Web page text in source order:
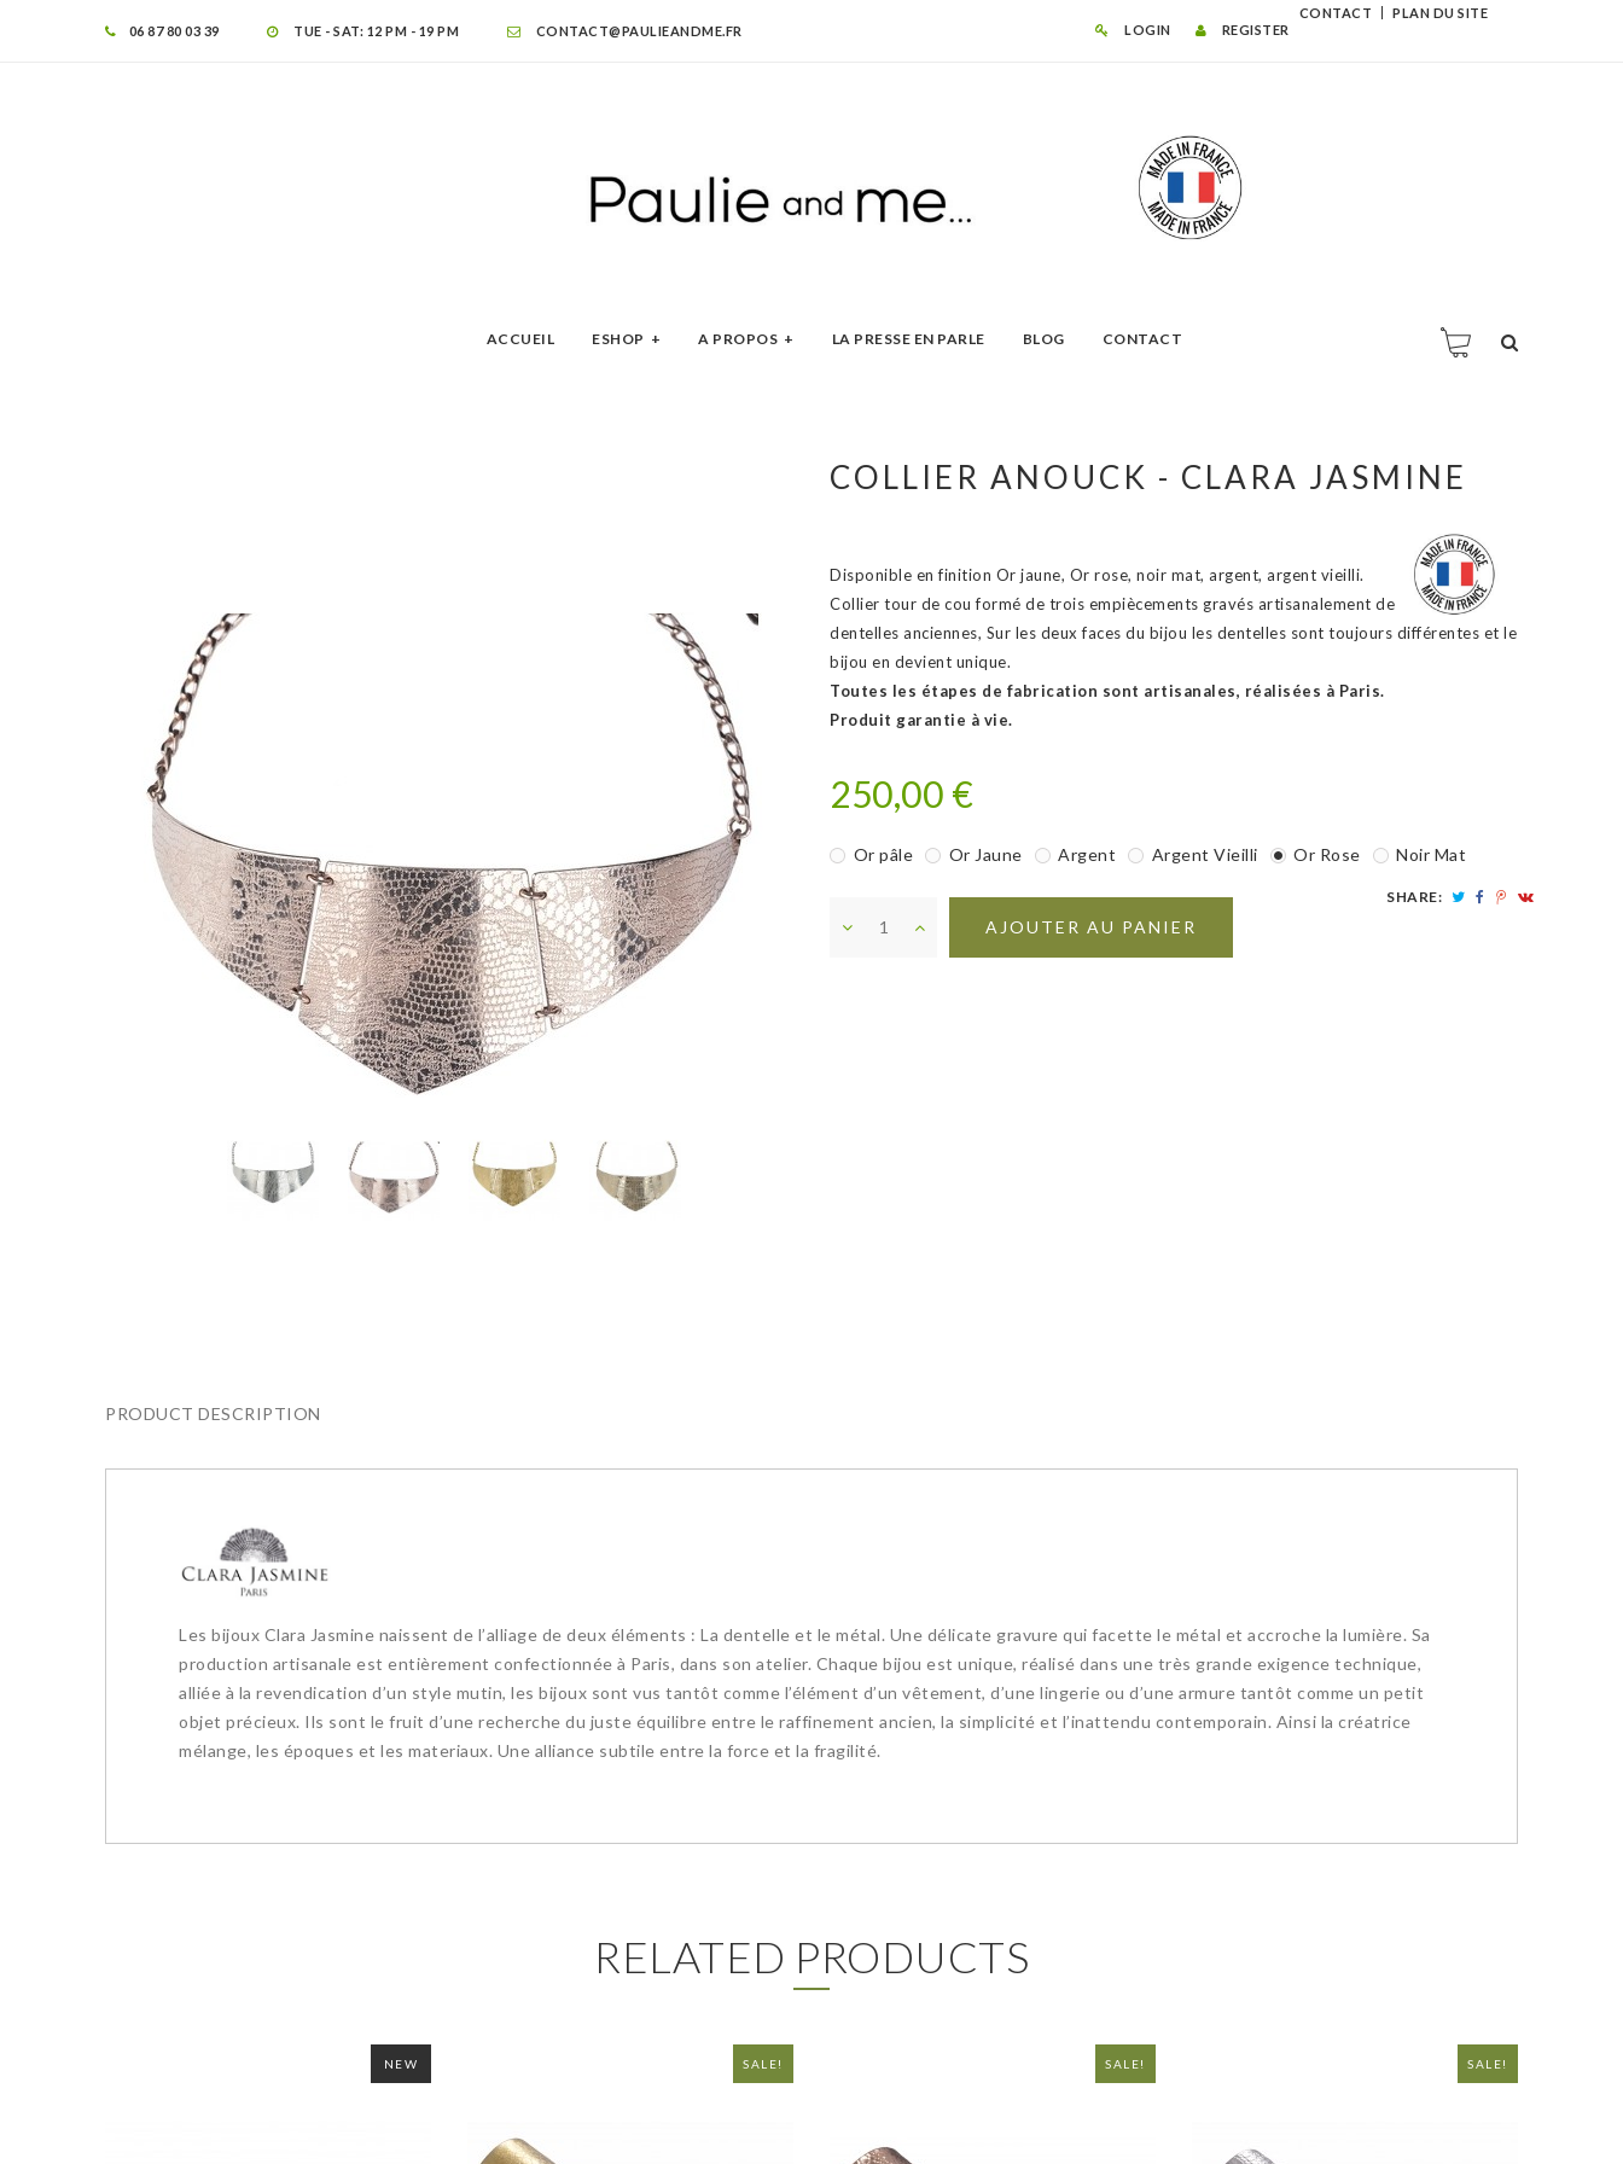
06 87 80 03 39 TUE - SAT: 12 PM - 19 PM CONTACT@PAULIEANDME.FR LOGIN REGISTER
CONTACT PLAN DU SITE
ACCUEIL ESHOP A PROPOS LA PRESSE EN PARLE BLOG CONTACT
COLLIER ANOUCK - CLARA JASMINE
SHARE:
Disponible en finition Or jaune, Or rose, noir mat, argent, argent vieilli.
Collier tour de cou formé de trois empiècements gravés artisanalement de
dentelles anciennes, Sur les deux faces du bijou les dentelles sont toujours différentes et le
bijou en devient unique.
Toutes les étapes de fabrication sont artisanales, réalisées à Paris.
Produit garantie à vie.
250,00 €
Or pâle Or Jaune Argent Argent Vieilli Or Rose Noir Mat
AJOUTER AU PANIER
PRODUCT DESCRIPTION
Les bijoux Clara Jasmine naissent de l’alliage de deux éléments : La dentelle et le métal. Une délicate gravure qui facette le métal et accroche la lumière. Sa
production artisanale est entièrement confectionnée à Paris, dans son atelier. Chaque bijou est unique, réalisé dans une très grande exigence technique,
alliée à la revendication d’un style mutin, les bijoux sont vus tantôt comme l’élément d’un vêtement, d’une lingerie ou d’une armure tantôt comme un petit
objet précieux. Ils sont le fruit d’une recherche du juste équilibre entre le raffinement ancien, la simplicité et l’inattendu contemporain. Ainsi la créatrice
mélange, les époques et les materiaux. Une alliance subtile entre la force et la fragilité.
RELATED PRODUCTS
NEW NEW
SALE! NEW
SALE! NEW
SALE!